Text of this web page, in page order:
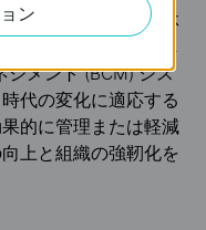
・技術サービス全体
リスク識別を重視し
メント (BCM) シス
代の変化に適応する
的に管理または軽減
上と組織の強靭化を
ン